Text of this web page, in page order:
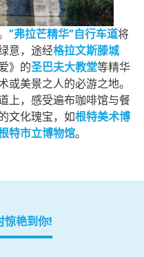
”弗拉芒精华”自行车道将
意，途经格拉文斯滕城
》的圣巴夫大教堂等精华
或美景之人的必游之地。
上，感受遍布咖啡馆与餐
文化瑰宝，如根特美术博
特市立博物馆。
惊艳到你!